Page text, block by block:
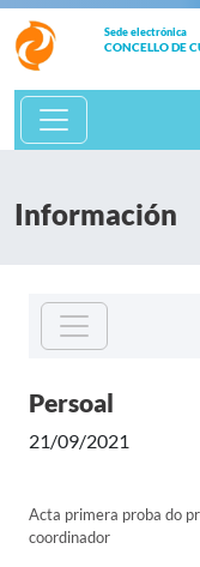
Sede electrónica
CONCELLO DE
Información
Persoal
21/09/2021
Acta primera proba do
coordinador